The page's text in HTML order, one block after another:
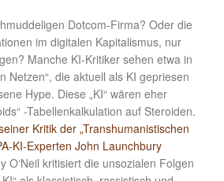
Dotcom-Firma? Oder die
im digitalen Kapitalismus, nur
Manche KI-Kritiker sehen etwa in
Netzen“, die aktuell als KI gepriesen
Hype. Diese „KI“ wären eher
-Tabellenkalkulation auf Steroiden.
Kritik der „Transhumanistischen
KI-Experten John Launchbury
O‘Neil kritisiert die unsozialen Folgen